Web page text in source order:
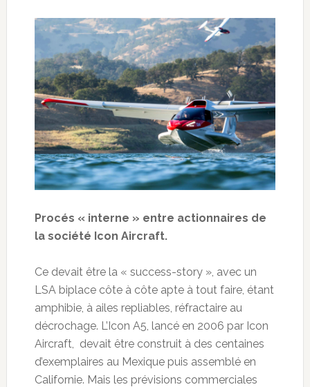
Procés « interne » entre actionnaires de
la société Icon Aircraft.
Ce devait être la « success-story », avec un
LSA biplace côte à côte apte à tout faire, étant
amphibie, à ailes repliables, réfractaire au
décrochage. L’Icon A5, lancé en 2006 par Icon
Aircraft, devait être construit à des centaines
d’exemplaires au Mexique puis assemblé en
Californie. Mais les prévisions commerciales